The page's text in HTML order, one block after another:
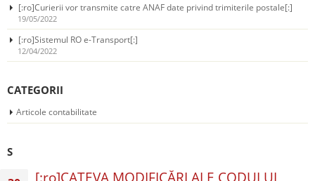
[:ro]Curierii vor transmite catre ANAF date privind trimiterile postale[:]
19/05/2022
[:ro]Sistemul RO e-Transport[:]
12/04/2022
CATEGORII
Articole contabilitate
S
[:ro]CATEVA MODIFICĂRI ALE CODULUI